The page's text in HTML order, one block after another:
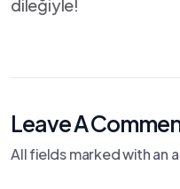
dileğiyle!
Leave A
All fields marked with an